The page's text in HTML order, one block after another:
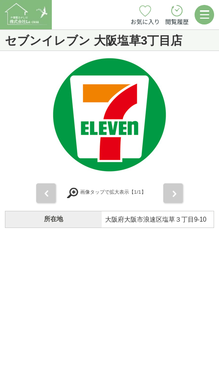
お気に入り 閲覧履歴
セブンイレブン 大阪塩草3丁目店
画像タップで拡大表示【1/1】
所在地 大阪府大阪市浪速区塩草３丁目9-10